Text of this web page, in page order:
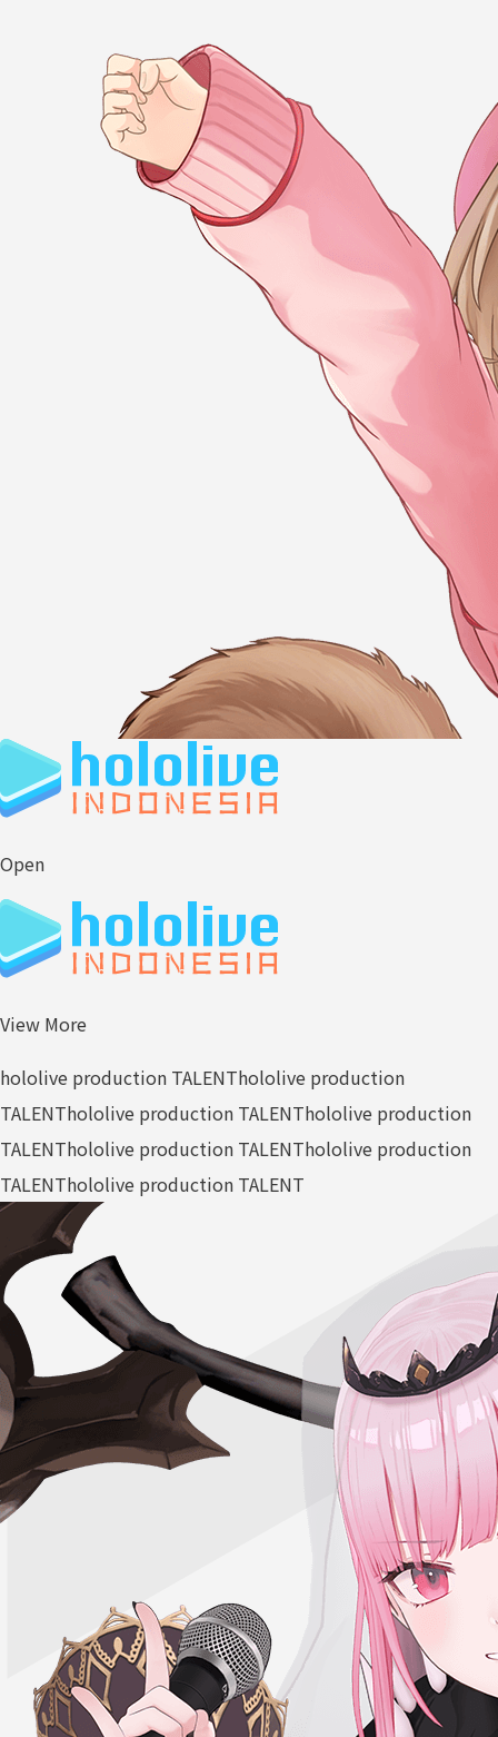
Open
View More
hololive production TALENThololive production
TALENThololive production TALENThololive production
TALENThololive production TALENThololive production
TALENThololive production TALENT